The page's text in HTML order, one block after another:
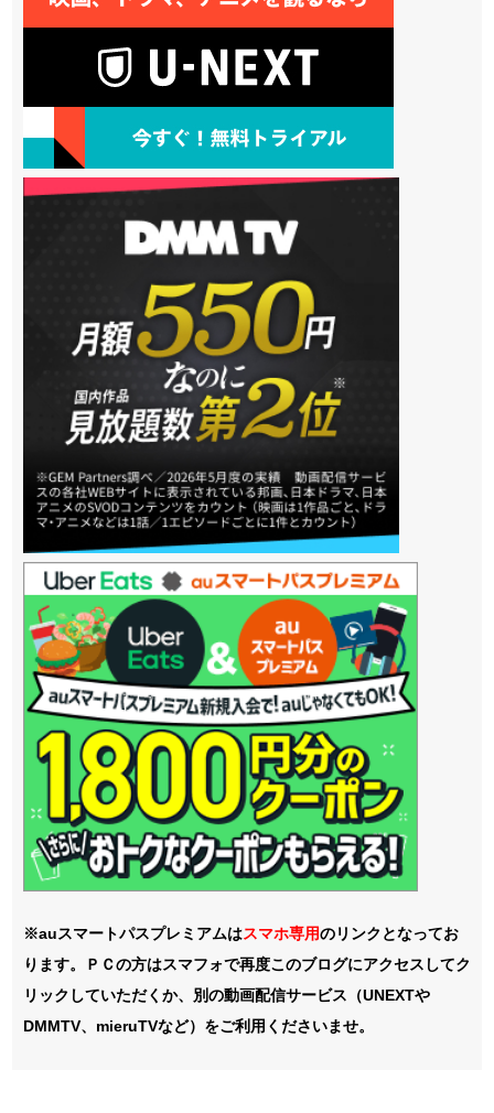
※auスマートパスプレミアムはスマホ専用のリンクとなってお
ります。ＰＣの方はスマフォで再度このブログにアクセスしてク
リックしていただくか、別の動画配信サービス（UNEXTや
DMMTV、mieruTVなど）をご利用くださいませ。